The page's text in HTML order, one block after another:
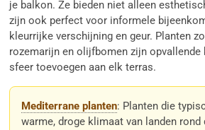
je balkon. Ze bieden niet alleen
zijn ook perfect voor informele
kleurrijke verschijning en geur. Planten
rozemarijn en olijfbomen zijn opvallende
sfeer toevoegen aan elk terras.
Mediterrane planten: Planten die
warme, droge klimaat van landen rond